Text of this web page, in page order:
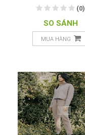
(0)
SO SÁNH
MUA HÀNG